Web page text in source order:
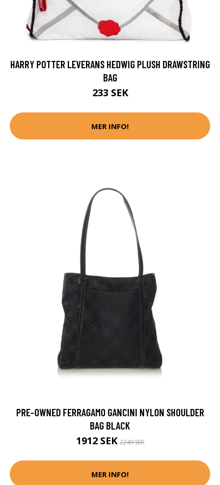
HARRY POTTER LEVERANS HEDWIG PLUSH DRAWSTRING
BAG
233 SEK
MER INFO!
PRE-OWNED FERRAGAMO GANCINI NYLON SHOULDER
BAG BLACK
1912 SEK2249 SEK
MER INFO!